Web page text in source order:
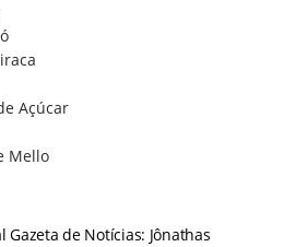
Açúcar
Mello
Gazeta de Notícias: Jônathas